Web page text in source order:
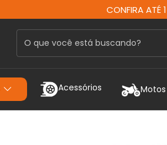
CONFIRA ATÉ
Acessórios Motos